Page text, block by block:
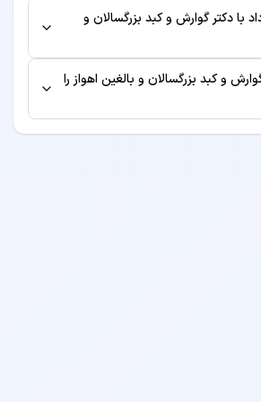
متفاوت است و در صفحه پروفایل دکتر
هزینه شامل معاینه اولیه بوده و
مانند آزمایش یا رادیولوژی
با دکتر گوارش و کبد بزرگسالان و
طرف قرارداد، به صفحه پروفایل دکتر
از رزرو نوبت با مطب تماس بگیرید.
و کبد بزرگسالان و بالغین اهواز را